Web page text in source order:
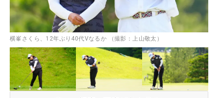
横峯さくら、12年ぶり40代Vなるか （撮影：上山敬太）